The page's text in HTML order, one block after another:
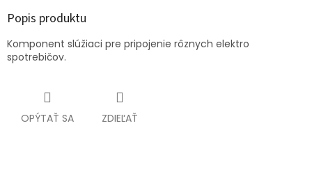
Popis produktu
Komponent slúžiaci pre pripojenie rôznych elektro
spotrebičov.
OPÝTAŤ SA ZDIEĽAŤ